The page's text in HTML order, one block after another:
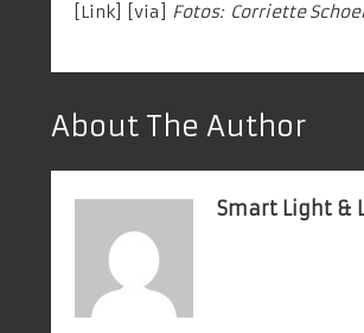
Link via Fotos: Corriette
About The Author
Smart Light &